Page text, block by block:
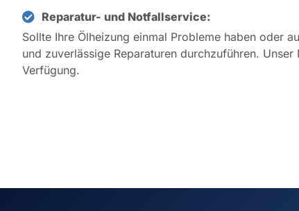
Reparatur- und Notfallservice:
Sollte Ihre Ölheizung einmal Probleme haben oder
und zuverlässige Reparaturen durchzuführen.
Verfügung.